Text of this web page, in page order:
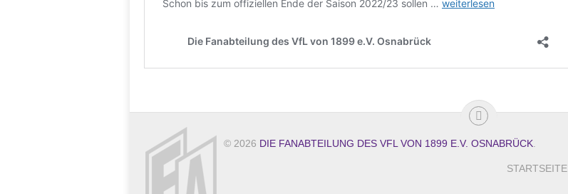
© 2026 DIE FANABTEILUNG DES VFL VON 1899 E.V. OSNABRÜCK.
STARTSEITE